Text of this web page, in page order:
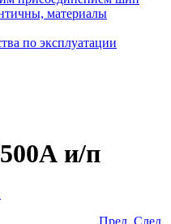
материалы
по эксплуатации
и/п
Пред. След.